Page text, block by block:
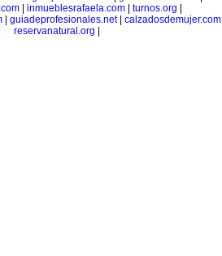
inmueblesrafaela.com turnos.org
| guiadeprofesionales.net| calzadosdemujer.com|
reservanatural.org